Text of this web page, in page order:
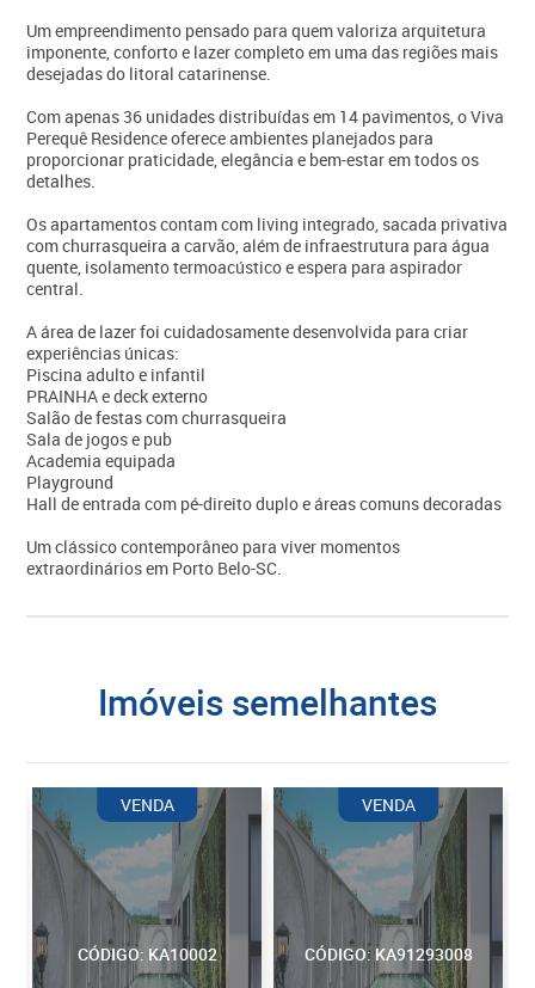
Um empreendimento pensado para quem valoriza arquitetura
imponente, conforto e lazer completo em uma das regiões mais
desejadas do litoral catarinense.
Com apenas 36 unidades distribuídas em 14 pavimentos, o Viva
Perequê Residence oferece ambientes planejados para
proporcionar praticidade, elegância e bem-estar em todos os
detalhes.
Os apartamentos contam com living integrado, sacada privativa
com churrasqueira a carvão, além de infraestrutura para água
quente, isolamento termoacústico e espera para aspirador
central.
A área de lazer foi cuidadosamente desenvolvida para criar
experiências únicas:
Piscina adulto e infantil
PRAINHA e deck externo
Salão de festas com churrasqueira
Sala de jogos e pub
Academia equipada
Playground
Hall de entrada com pé-direito duplo e áreas comuns decoradas
Um clássico contemporâneo para viver momentos
extraordinários em Porto Belo-SC.
imóveis semelhantes
CÓDIGO: KA10002
VENDA
CÓDIGO: KA91293008
VENDA